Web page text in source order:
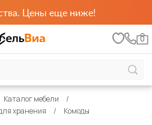
Цены еще ниже!
0
Каталог мебели
хранения Комоды